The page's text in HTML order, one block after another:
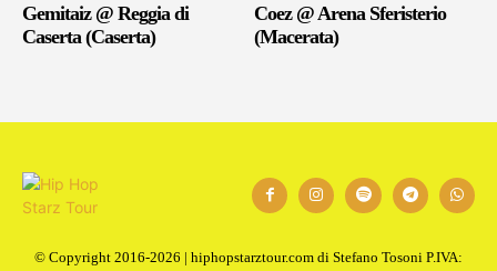
Gemitaiz @ Reggia di
Caserta (Caserta)
Coez @ Arena Sferisterio
(Macerata)
© Copyright 2016-2026 | hiphopstarztour.com di Stefano Tosoni P.IVA: